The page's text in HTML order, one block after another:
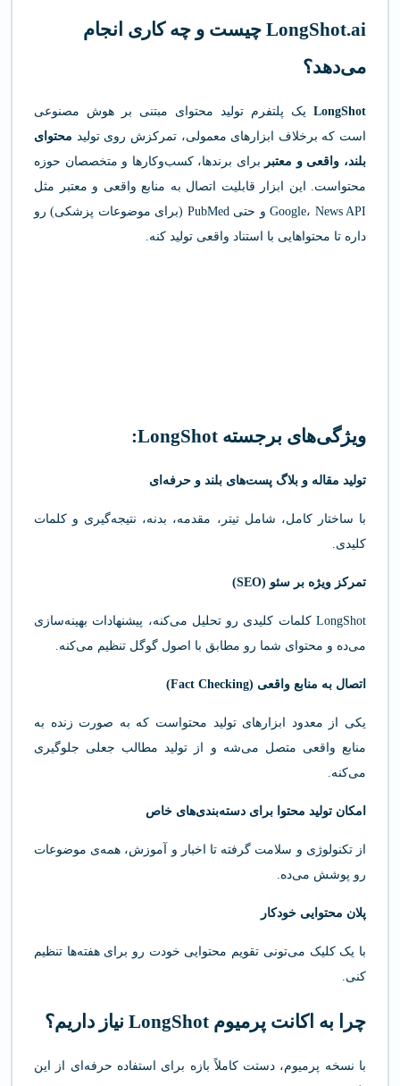
LongShot.ai چیست و چه کاری انجام
می‌دهد؟
LongShot یک پلتفرم تولید محتوای مبتنی بر هوش مصنوعی
است که برخلاف ابزارهای معمولی، تمرکزش روی تولید محتوای
بلند، واقعی و معتبر برای برندها، کسب‌وکارها و متخصصان حوزه
محتواست. این ابزار قابلیت اتصال به منابع واقعی و معتبر مثل
Google، News API و حتی PubMed (برای موضوعات پزشکی) رو
داره تا محتواهایی با استناد واقعی تولید کنه.
ویژگی‌های برجسته LongShot:
تولید مقاله‌ و بلاگ پست‌های بلند و حرفه‌ای
با ساختار کامل، شامل تیتر، مقدمه، بدنه، نتیجه‌گیری و کلمات
کلیدی.
تمرکز ویژه بر سئو (SEO)
LongShot کلمات کلیدی رو تحلیل می‌کنه، پیشنهادات بهینه‌سازی
می‌ده و محتوای شما رو مطابق با اصول گوگل تنظیم می‌کنه.
اتصال به منابع واقعی (Fact Checking)
یکی از معدود ابزارهای تولید محتواست که به صورت زنده به
منابع واقعی متصل می‌شه و از تولید مطالب جعلی جلوگیری
می‌کنه.
امکان تولید محتوا برای دسته‌بندی‌های خاص
از تکنولوژی و سلامت گرفته تا اخبار و آموزش، همه‌ی موضوعات
رو پوشش می‌ده.
پلان محتوایی خودکار
با یک کلیک می‌تونی تقویم محتوایی خودت رو برای هفته‌ها تنظیم
کنی.
چرا به اکانت پرمیوم LongShot نیاز داریم؟
با نسخه پرمیوم، دستت کاملاً بازه برای استفاده حرفه‌ای از این